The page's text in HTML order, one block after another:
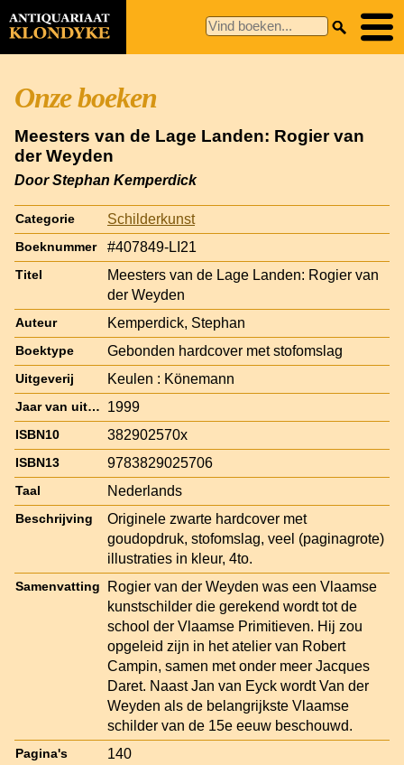
Onze boeken
Meesters van de Lage Landen: Rogier van
der Weyden
Door Stephan Kemperdick
Categorie Schilderkunst
Boeknummer #407849-LI21
Titel
Meesters van de Lage Landen: Rogier van
der Weyden
Auteur Kemperdick, Stephan
Boektype Gebonden hardcover met stofomslag
Uitgeverij Keulen : Könemann
Jaar van uitgave 1999
ISBN10 382902570x
ISBN13 9783829025706
Taal Nederlands
Beschrijving
Originele zwarte hardcover met
goudopdruk, stofomslag, veel (paginagrote)
illustraties in kleur, 4to.
Samenvatting
Rogier van der Weyden was een Vlaamse
kunstschilder die gerekend wordt tot de
school der Vlaamse Primitieven. Hij zou
opgeleid zijn in het atelier van Robert
Campin, samen met onder meer Jacques
Daret. Naast Jan van Eyck wordt Van der
Weyden als de belangrijkste Vlaamse
schilder van de 15e eeuw beschouwd.
Pagina's 140